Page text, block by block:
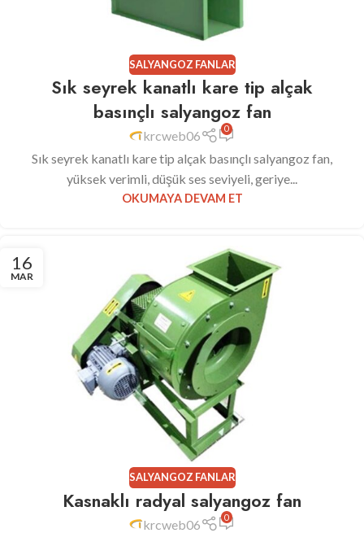
SALYANGOZ FANLAR
Sık seyrek kanatlı kare tip alçak
basınçlı salyangoz fan
krcweb06 0
Sık seyrek kanatlı kare tip alçak basınçlı salyangoz fan,
yüksek verimli, düşük ses seviyeli, geriye...
OKUMAYA DEVAM ET
16
MAR
SALYANGOZ FANLAR
Kasnaklı radyal salyangoz fan
krcweb06 0